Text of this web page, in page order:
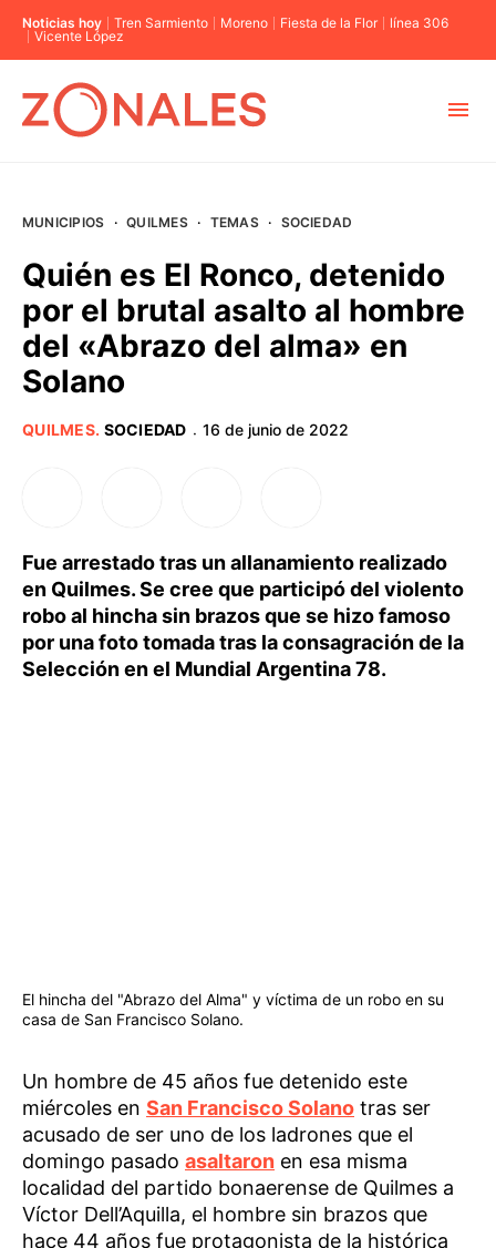
Noticias hoy Tren Sarmiento Moreno Fiesta de la Flor
línea 306
Vicente López
BUENOS AIRES
PROVINCIAS
MUNICIPIOS · QUILMES · TEMAS · SOCIEDAD
Quién es El Ronco, detenido
por el brutal asalto al hombre
del «Abrazo del alma» en
Solano
QUILMES. SOCIEDAD · 16 de junio de 2022
Fue arrestado tras un allanamiento realizado
en Quilmes. Se cree que participó del violento
robo al hincha sin brazos que se hizo famoso
por una foto tomada tras la consagración de la
Selección en el Mundial Argentina 78.
El hincha del "Abrazo del Alma" y víctima de un robo en su
casa de San Francisco Solano.
Un hombre de 45 años fue detenido este
miércoles en San Francisco Solano tras ser
acusado de ser uno de los ladrones que el
domingo pasado asaltaron en esa misma
localidad del partido bonaerense de Quilmes a
Víctor Dell’Aquilla, el hombre sin brazos que
hace 44 años fue protagonista de la histórica